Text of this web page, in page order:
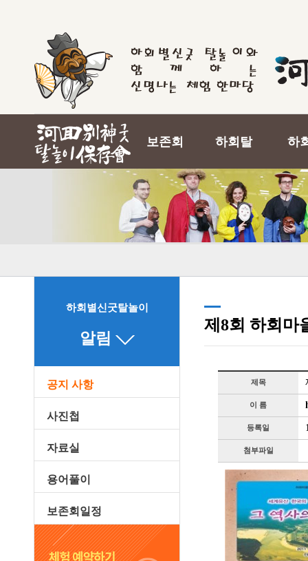
보존회 하회탈 하
하회별신굿탈놀이
알림
공지 사항
사진첩
자료실
용어풀이
보존회일정
제8회 하회마
제목
이 름
등록일
첨부파일